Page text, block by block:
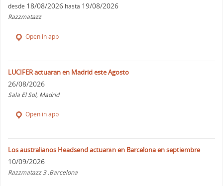
desde 18/08/2026 hasta 19/08/2026
Razzmatazz
Open in app
LUCIFER actuaran en Madrid este Agosto
26/08/2026
Sala El Sol, Madrid
Open in app
Los australianos Headsend actuarán en Barcelona en septiembre
10/09/2026
Razzmatazz 3 .Barcelona